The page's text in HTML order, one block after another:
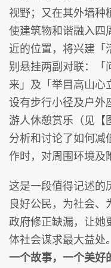
视野；又在其外墙种
使建筑物和谐融入四
近的位置，将兴建「
别悬挂两副对联：「
来」及「举目高山心
设有步行小径及户外
游人休憩赏乐（见【
分析和讨论了如何减
作时，对周围环境及
这是一段值得记述的
良好公民，为社会、
政府修正缺漏，让她
体社会谋求最大益处。
一个故事，一个美好